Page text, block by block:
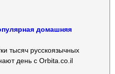
домашняя
тысяч русскоязычных
день с Orbita.co.il